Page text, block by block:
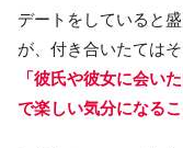
デートをしていると
が、付き合いたては
「彼氏や彼女に会い
で楽しい気分になる